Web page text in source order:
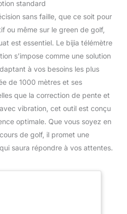
sans faille, que ce soit pour
ou même sur le green de golf,
est essentiel. Le bijia télémètre
s’impose comme une solution
à vos besoins les plus
de 1000 mètres et ses
que la correction de pente et
vibration, cet outil est conçu
optimale. Que vous soyez en
de golf, il promet une
saura répondre à vos attentes.